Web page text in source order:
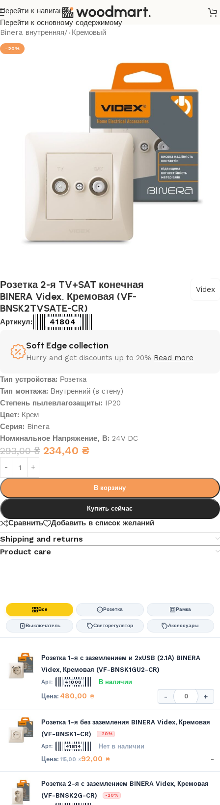
Перейти к навигации
Перейти к основному содержимому
Главная/ Розетки и выключатели/
Binera внутренняя/ Кремовый
-20%
Розетка 2-я TV+SAT конечная
BINERA Videx, Кремовая (VF-
BNSK2TVSATE-CR)
Videx
Артикул: 41804
Soft Edge collection
Hurry and get discounts up to 20% Read more
Тип устройства: Розетка
Тип монтажа: Внутренний (в стену)
Степень пылевлагозащиты: IP20
Цвет: Крем
Серия: Binera
Номинальное Напряжение, В: 24V DC
293,00₴ 234,40 ₴
В корзину
Купить сейчас
Сравнить Добавить в список желаний
Shipping and returns
Product care
Все Розетка Рамка
Выключатель Светорегулятор Аксессуары
Розетка 1-я с заземлением и 2xUSB (2.1А) BINERA
Videx, Кремовая (VF-BNSK1GU2-CR)
41808 В наличии
480,00 ₴ - +
Розетка 1-я без заземления BINERA Videx, Кремовая
(VF-BNSK1-CR)
-20%
41814 Нет в наличии
115,00₴92,00 ₴ -
Розетка 2-я с заземлением BINERA Videx, Кремовая
(VF-BNSK2G-CR)
-20%